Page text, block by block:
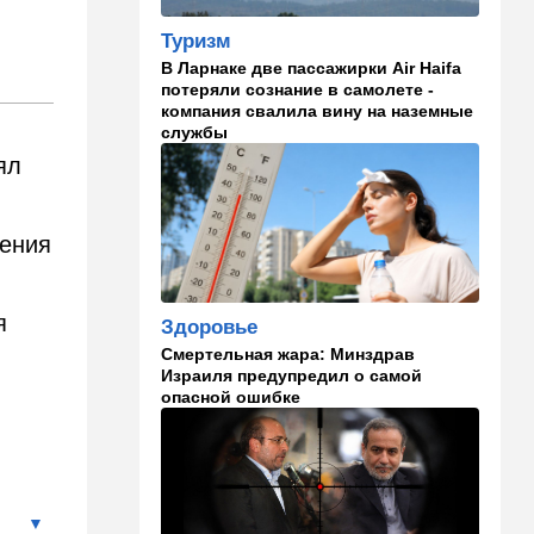
поддержку Ирана: война с
США меняет баланс сил
14:18 Мнения
"Это ваше туда-сюда
страшно раздражает"
14:06 Транспорт
Что изменилось в аэропорту
Бен-Гурион после войны:
безопасность и советы
пассажирам
13:58 Здоровье
Какие продукты помогают
легче переносить стресс:
что выяснили ученые
Туризм
В Ларнаке две пассажирки Air Haifa
потеряли сознание в самолете -
компания свалила вину на наземные
службы
Здоровье
Смертельная жара: Минздрав
Израиля предупредил о самой
опасной ошибке